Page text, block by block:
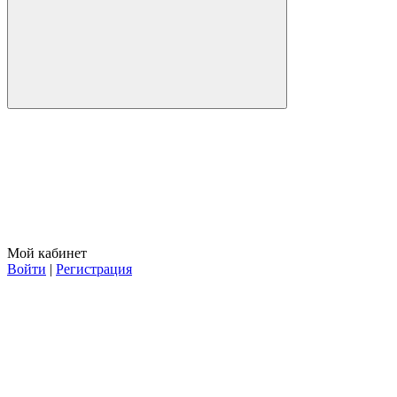
Мой кабинет
Войти | Регистрация